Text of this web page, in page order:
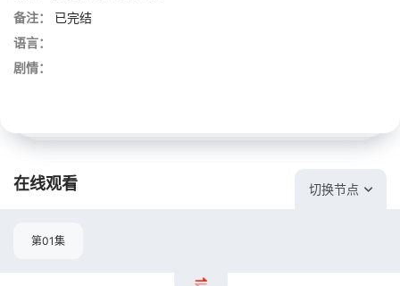
备注：
已完结
语言：
剧情：
在线观看 切换节点
第01集